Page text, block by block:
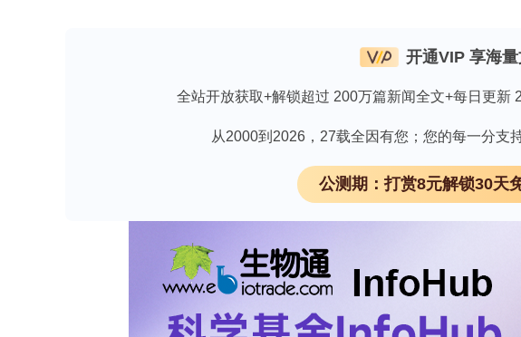
先进的大型语言模型在回答本科牙髓病学选择题方面
工具。不过，不同模型之间存在差异，且同一主题下
将这些模型生成的答案用于教学之前，有必要对其进行
领取义翘神州CRO技术服务资料
本研究旨在评估三种大型语言模型（LLM），即
V3.2，在不同日期和不同时间针对本科牙髓病学教育
开通VIP 享海
全站开放获取+解锁超过 200万篇新闻全文+每日更新
从2000到2026，27载全因有您；您的每一分支
公测期：打赏8元解锁30天